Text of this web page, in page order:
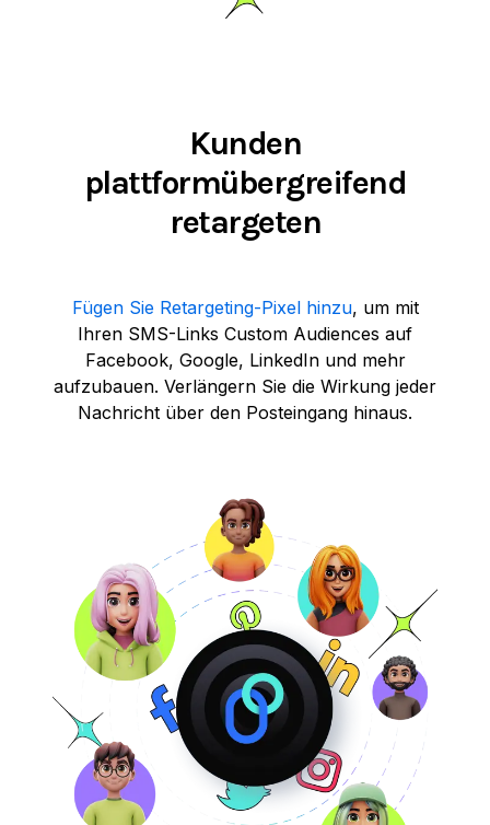
Kunden
plattformübergreifend
retargeten
Fügen Sie Retargeting-Pixel hinzu, um mit
Ihren SMS-Links Custom Audiences auf
Facebook, Google, LinkedIn und mehr
aufzubauen. Verlängern Sie die Wirkung jeder
Nachricht über den Posteingang hinaus.